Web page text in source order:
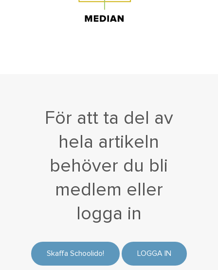
För att ta del av
hela artikeln
behöver du bli
medlem eller
logga in
Skaffa Schoolido! LOGGA IN